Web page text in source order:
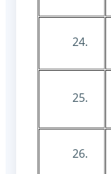
24.
25.
26.